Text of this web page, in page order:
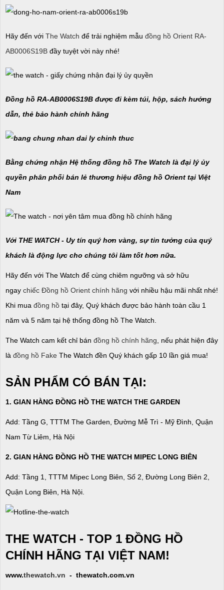
Hãy đến với The Watch để trải nghiệm mẫu đồng hồ Orient RA-
AB0006S19B đầy tuyệt vời này nhé!
Đồng hồ RA-AB0006S19B được đi kèm túi, hộp, sách hướng
dẫn, thẻ bảo hành chính hãng
Bằng chứng nhận Hệ thống đồng hồ The Watch là đại lý ủy
quyền phân phối bán lẻ thương hiệu đồng hồ Orient tại Việt
Nam
Với THE WATCH - Uy tín quý hơn vàng, sự tin tưởng của quý
khách là động lực cho chúng tôi làm tốt hơn nữa.
Hãy đến với The Watch để cùng chiêm ngưỡng và sở hữu
ngay chiếc Đồng hồ Orient chính hãng với nhiều hậu mãi nhất nhé!
Khi mua đồng hồ tại đây, Quý khách được bảo hành toàn cầu 1
năm và 5 năm tại hệ thống đồng hồ The Watch.
The Watch cam kết chỉ bán đồng hồ chính hãng , nếu phát hiện đây
là đồng hồ Fake The Watch đền Quý khách gấp 10 lần giá mua!
SẢN PHẨM CÓ BÁN TẠI:
1. GIAN HÀNG ĐỒNG HỒ THE WATCH THE GARDEN
Add: Tầng G, TTTM The Garden, Đường Mễ Trì - Mỹ Đình, Quận
Nam Từ Liêm, Hà Nội
2. GIAN HÀNG ĐỒNG HỒ THE WATCH MIPEC LONG BIÊN
Add: Tầng 1, TTTM Mipec Long Biên, Số 2, Đường Long Biên 2,
Quận Long Biên, Hà Nội.
THE WATCH - TOP 1 ĐỒNG HỒ
CHÍNH HÃNG TẠI VIỆT NAM!
www.thewatch.vn - thewatch.com.vn